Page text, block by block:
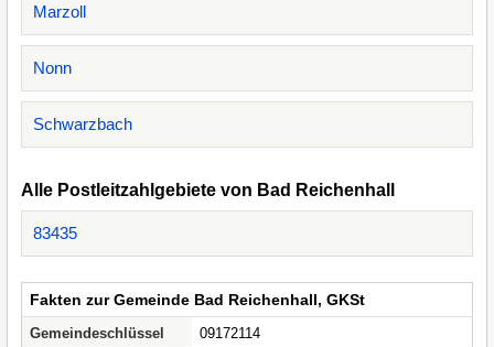
Marzoll
Nonn
Schwarzbach
Alle Postleitzahlgebiete von Bad Reichenhall
83435
Fakten zur Gemeinde Bad Reichenhall, GKSt
Gemeindeschlüssel
09172114